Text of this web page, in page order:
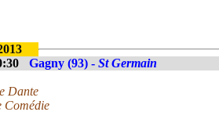
Gagny (93) - St Germain
Dante
Comédie